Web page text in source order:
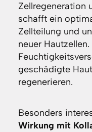
Zellregeneration
schafft ein
Zellteilung und
neuer
geschädigte
regenerieren.
Besonders
Wirkung mit